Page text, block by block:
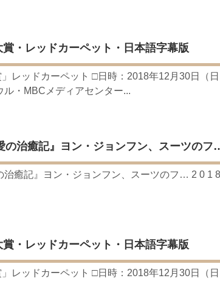
制作発表会
日（28日）結婚……
2日TSUTAYAにて先行レンタル開始！
현빈❤️ 손예진 Son Ye Jin-Crash Landing On You/ヒョンビン❤️
猫が急死…イ・ソンギョンら同僚芸能人から慰めの言葉が続々 –
ョン、「健康がとても回復…痩せたのはソン・ジェリムのせい!?
あの大物俳優
で近況を伝える“会いたいでしょ？” Big News TV
掃除せよ」に出演確定…“台本を見た瞬間惹かれた” 20180123
キム秘書がなぜそうか」出演で話題 Big News TV
・レッドカーペット・日本語字幕版
」レッドカーペット □日時：2018年12月30日（
・MBCメディアセンター...
の治癒記』ヨン・ジョンフン、スーツのフ
治癒記』ヨン・ジョンフン、スーツのフ… 2 0 1
・レッドカーペット・日本語字幕版
」レッドカーペット □日時：2018年12月30日（